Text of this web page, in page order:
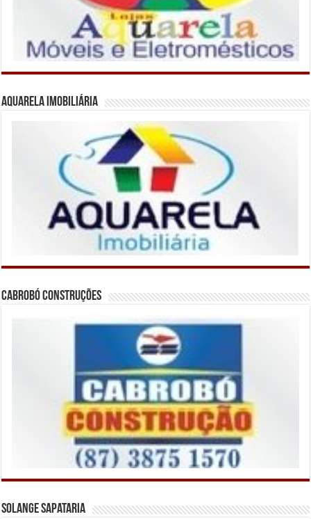
Aquarela Imobiliária
Cabrobó Construções
Solange Sapataria